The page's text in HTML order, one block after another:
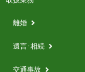
離婚
遺言･相続
交通事故